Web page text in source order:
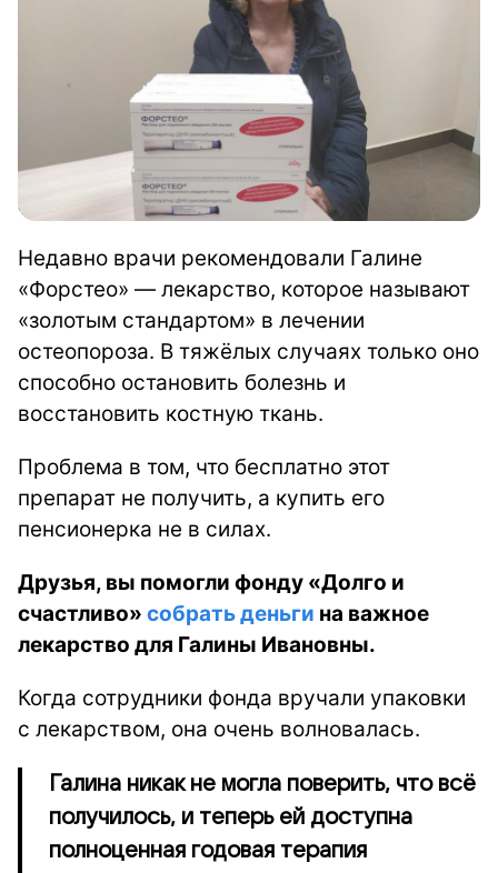
Недавно врачи рекомендовали Галине
«Форстео» — лекарство, которое называют
«золотым стандартом» в лечении
остеопороза. В тяжёлых случаях только оно
способно остановить болезнь и
восстановить костную ткань.
Проблема в том, что бесплатно этот
препарат не получить, а купить его
пенсионерка не в силах.
Друзья, вы помогли фонду «Долго и
счастливо» собрать деньги на важное
лекарство для Галины Ивановны.
Когда сотрудники фонда вручали упаковки
с лекарством, она очень волновалась.
Галина никак не могла поверить, что всё
получилось, и теперь ей доступна
полноценная годовая терапия